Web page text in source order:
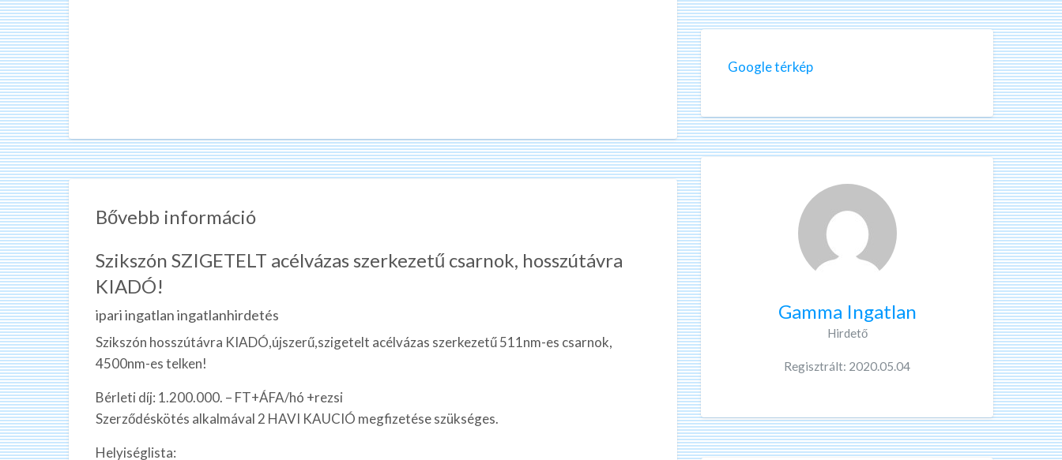
Bővebb információ
Szikszón SZIGETELT acélvázas szerkezetű csarnok, hosszútávra
KIADÓ!
ipari ingatlan ingatlanhirdetés
Szikszón hosszútávra KIADÓ,újszerű,szigetelt acélvázas szerkezetű 511nm-es csarnok,
4500nm-es telken!
Bérleti díj: 1.200.000. – FT+ÁFA/hó +rezsi
Szerződéskötés alkalmával 2 HAVI KAUCIÓ megfizetése szükséges.
Helyiséglista:
Google térkép
Gamma Ingatlan
Hirdető
Regisztrált: 2020.05.04